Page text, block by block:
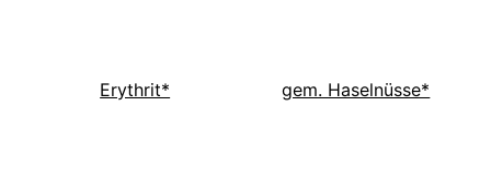
Erythrit* gem. Haselnüsse*